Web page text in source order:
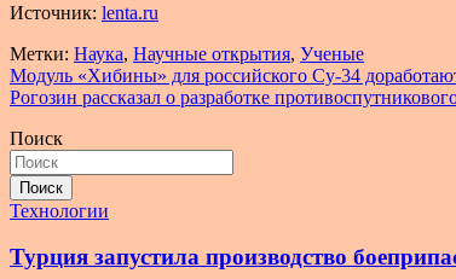
Источник: lenta.ru
Метки: Наука, Научные открытия, Ученые
Навигация
по
записям
Модуль «Хибины» для российского Су-34
Рогозин рассказал о разработке
Поиск
Поиск
Технологии
Турция запустила производство